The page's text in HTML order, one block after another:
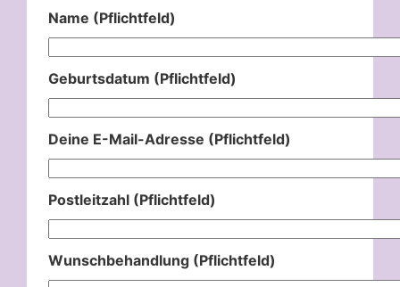
Name (Pflichtfeld)
Geburtsdatum (Pflichtfeld)
Deine E-Mail-Adresse (Pflichtfeld)
Postleitzahl (Pflichtfeld)
Wunschbehandlung (Pflichtfeld)